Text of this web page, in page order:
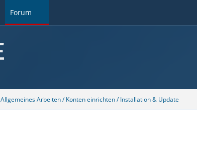
Forum
Allgemeines Arbeiten / Konten einrichten / Installation & Update